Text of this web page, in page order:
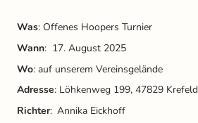
Was: Offenes Hoopers Turnier
Wann: 17. August 2025
Wo: auf unserem Vereinsgelände
Adresse: Löhkenweg 199, 47829 Krefeld
Richter: Annika Eickhoff